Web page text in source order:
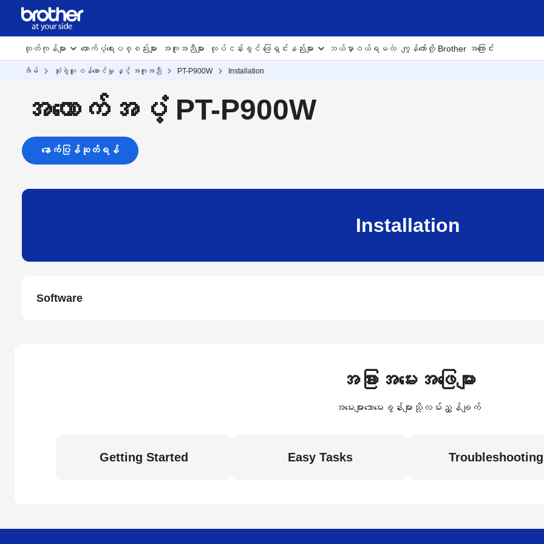
ထုတ်ကုန်များ ထောက်ပံ့ရေးပစ္စည်းများ အကူအညီများ လုပ်ငန်းခွင် ဖြေရှင်းနည်းများ ဘယ်မှာဝယ်ရမလဲ ကျွန်တော်တို့ Brother အကြောင်း
အိမ် သုံးစွဲသူ ဝန်ဆောင်မှု နှင့် အကူအညီ PT-P900W Installation
အထောက်အပံ့ PT-P900W
နောက်ပြန်ဆုတ်ရန်
Installation
Software
အခြားအမေးအဖြေများ
အမေးများသောမေးခွန်းများသို့လမ်းညွှန်ချက်
Getting Started Easy Tasks Troubleshooting